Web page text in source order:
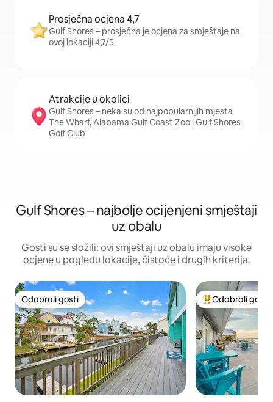
Prosječna ocjena 4,7
Gulf Shores – prosječna je ocjena za smještaje na
ovoj lokaciji 4,7/5
Atrakcije u okolici
Gulf Shores – neka su od najpopularnijih mjesta
The Wharf, Alabama Gulf Coast Zoo i Gulf Shores
Golf Club
Gulf Shores – najbolje ocijenjeni smještaji
uz obalu
Gosti su se složili: ovi smještaji uz obalu imaju visoke
ocjene u pogledu lokacije, čistoće i drugih kriterija.
Odabrali gosti
Odabrali gosti Među najviše
Odabrali gosti